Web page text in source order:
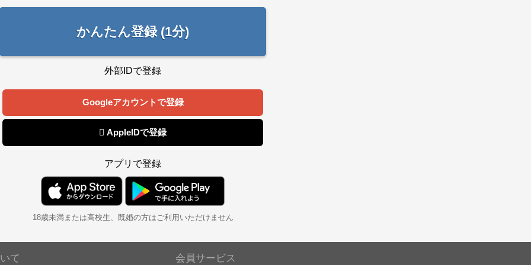
かんたん登録 (1分)
外部IDで登録
Googleアカウントで登録
 AppleIDで登録
アプリで登録
18歳未満または高校生、既婚の方はご利用いただけません
て
会員サービス